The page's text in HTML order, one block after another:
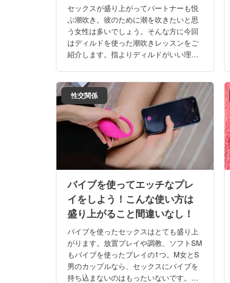
セックスが盛り上がってパートナーも悦
ぶ潮吹き。彼のために潮を吹きたいと思
う女性は多いでしょう。そんな方に今回
はディルドを使った潮吹きレッスンをご
紹介します。指よりディルドがいい理
しょう！
性交関係
バイブを使ってエッチなプレ
イをしよう！こんな使い方は
盛り上がること間違いなし！
バイブを使ったセックスはとても盛り上
がります。放置プレイや調教、ソフトSM
もバイブを使ったプレイの1つ。M女とS
男のカップルなら、セックスにバイブを
持ち込まないのはもったいないです。あ